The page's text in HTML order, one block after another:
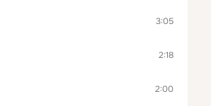
3:05
2:18
2:00